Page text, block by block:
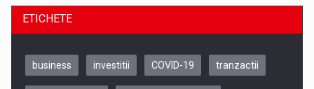
ETICHETE
business investitii COVID-19 tranzactii